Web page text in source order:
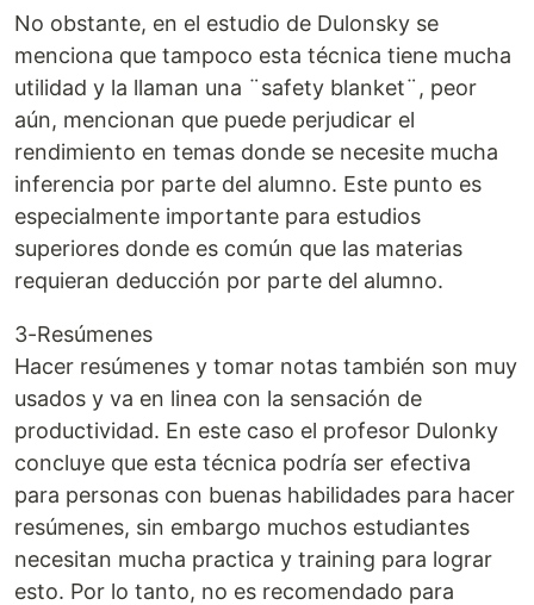
No obstante, en el estudio de Dulonsky se
menciona que tampoco esta técnica tiene mucha
utilidad y la llaman una ¨safety blanket¨, peor
aún, mencionan que puede perjudicar el
rendimiento en temas donde se necesite mucha
inferencia por parte del alumno. Este punto es
especialmente importante para estudios
superiores donde es común que las materias
requieran deducción por parte del alumno.
3-Resúmenes
Hacer resúmenes y tomar notas también son muy
usados y va en linea con la sensación de
productividad. En este caso el profesor Dulonky
concluye que esta técnica podría ser efectiva
para personas con buenas habilidades para hacer
resúmenes, sin embargo muchos estudiantes
necesitan mucha practica y training para lograr
esto. Por lo tanto, no es recomendado para